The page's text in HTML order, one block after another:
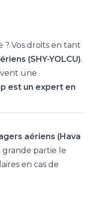
Vos droits en tant
(SHY-YOLCU).
une
est un expert en
aériens (Hava
partie le
en cas de